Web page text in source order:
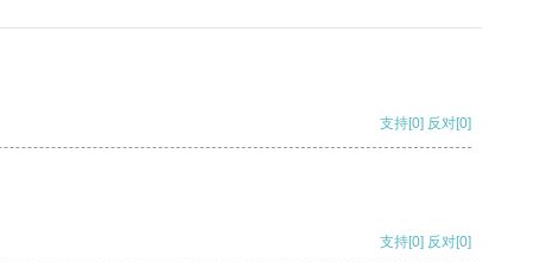
支持[0] 反对[0]
支持[0] 反对[0]